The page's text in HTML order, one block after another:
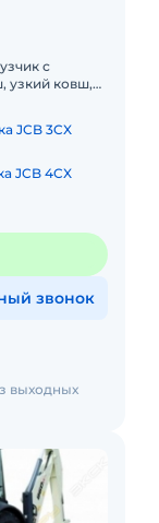
с
узкий ковш,
JCB 3CX
JCB 4CX
звонок
выходных